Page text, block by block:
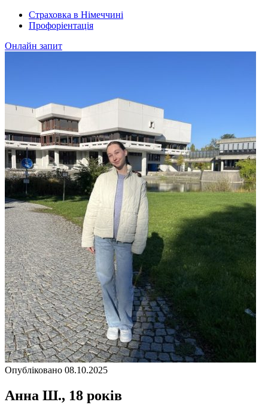
Страховка в Німеччині
Профоріентація
Онлайн запит
Опубліковано 08.10.2025
Анна Ш., 18 років